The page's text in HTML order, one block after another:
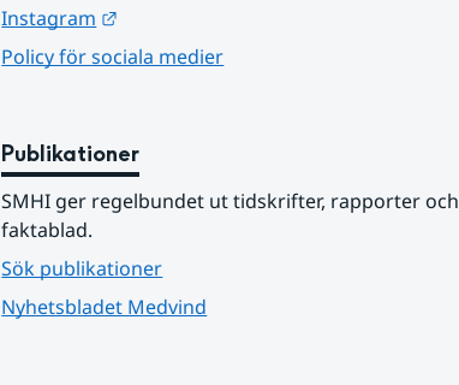
Instagram
Policy för sociala medier
Publikationer
SMHI ger regelbundet ut tidskrifter, rapporter och
faktablad.
Sök publikationer
Nyhetsbladet Medvind